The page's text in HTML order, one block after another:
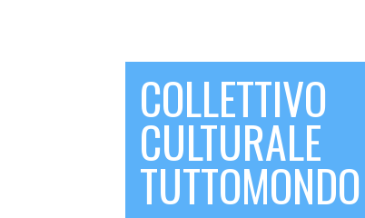
COLLETTIVO
CULTURALE
TUTTOMONDO